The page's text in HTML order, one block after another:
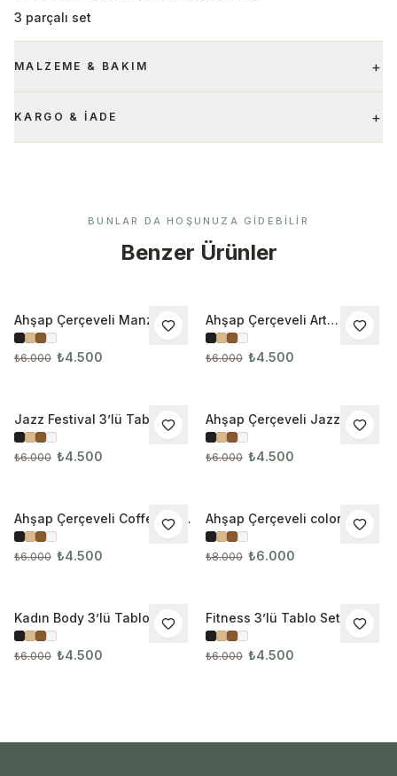
3 parçalı set
MALZEME & BAKIM +
KARGO & İADE +
BUNLAR DA HOŞUNUZA GIDEBILIR
Benzer Ürünler
İNDIRIM
Ahşap Çerçeveli Manzara
3’lü Tablo Seti 3075
₺6.000 ₺4.500
İNDIRIM
Ahşap Çerçeveli Art
Nouveau 3’lü Tablo Seti
₺6.000 ₺4.500
İNDIRIM
Jazz Festival 3’lü Tablo Seti
₺6.000 ₺4.500
İNDIRIM
Ahşap Çerçeveli Jazz
Festival 3’lü Tablo Seti
₺6.000 ₺4.500
İNDIRIM
Ahşap Çerçeveli Coffee 3’lü
Tablo Seti
₺6.000 ₺4.500
İNDIRIM
Ahşap Çerçeveli colorful
lion head 4’lü Tablo Seti
₺8.000 ₺6.000
İNDIRIM
Kadın Body 3’lü Tablo Seti
₺6.000 ₺4.500
İNDIRIM
Fitness 3’lü Tablo Seti
₺6.000 ₺4.500